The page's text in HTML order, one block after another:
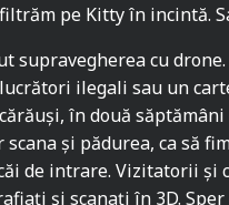
pe Kitty în incintă.
supravegherea cu
ilegali sau un
în două săptămâni
scana și pădurea, ca să
de intrare. Vizitatorii și
și scanați în 3D. Sper